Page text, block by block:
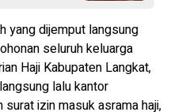
yang dijemput langsung
seluruh keluarga
Haji Kabupaten Langkat,
lalu kantor
izin masuk asrama haji,